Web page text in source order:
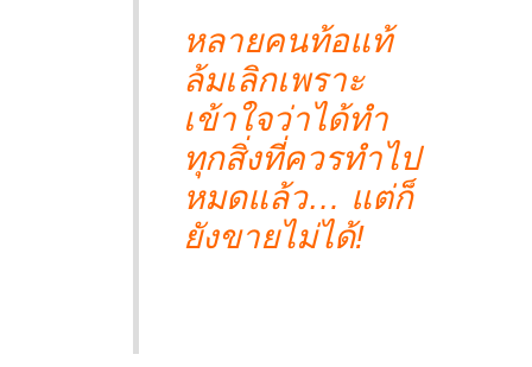
หลายคนท้อแท้
ล้มเลิกเพราะ
เข้าใจว่าได้ทำ
ทุกสิ่งที่ควรทำไป
หมดแล้ว… แต่ก็
ยังขายไม่ได้!